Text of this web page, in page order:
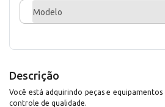
Modelo
Descrição
Você está adquirindo peças e
controle de qualidade.